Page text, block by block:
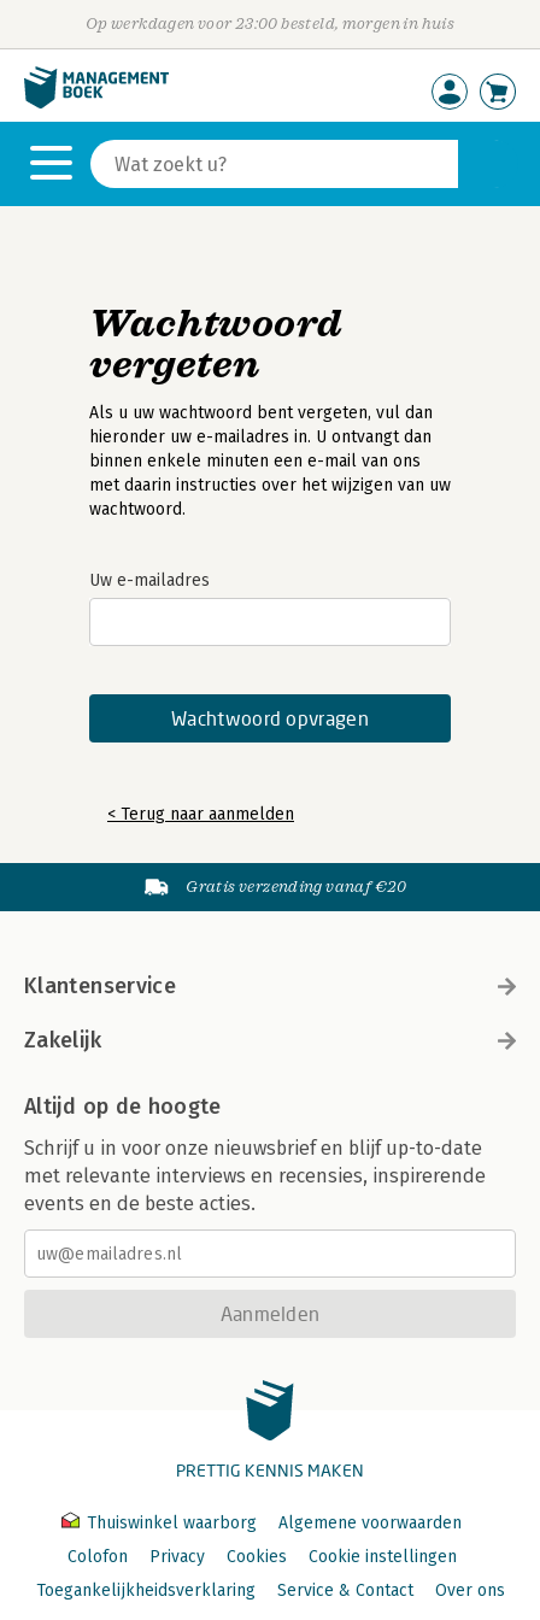
Op werkdagen voor 23:00 besteld, morgen in huis
Wachtwoord
vergeten
Als u uw wachtwoord bent vergeten, vul dan
hieronder uw e-mailadres in. U ontvangt dan
binnen enkele minuten een e-mail van ons
met daarin instructies over het wijzigen van uw
wachtwoord.
Uw e-mailadres
< Terug naar aanmelden
Gratis verzending vanaf €20
Klantenservice
Zakelijk
Altijd op de hoogte
Schrijf u in voor onze nieuwsbrief en blijf up-to-date
met relevante interviews en recensies, inspirerende
events en de beste acties.
Aanmelden
PRETTIG KENNIS MAKEN
Thuiswinkel waarborg
Algemene voorwaarden
Colofon
Privacy Cookies
Cookie instellingen
Toegankelijkheidsverklaring
Service & Contact Over ons